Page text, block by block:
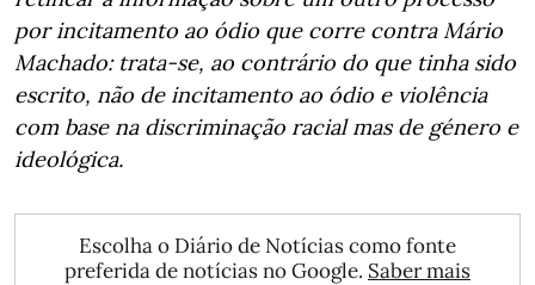
por incitamento ao ódio que corre contra Mário
Machado: trata-se, ao contrário do que tinha sido
escrito, não de incitamento ao ódio e violência
com base na discriminação racial mas de género e
ideológica.
Escolha o Diário de Notícias como fonte
preferida de notícias no Google. Saber mais